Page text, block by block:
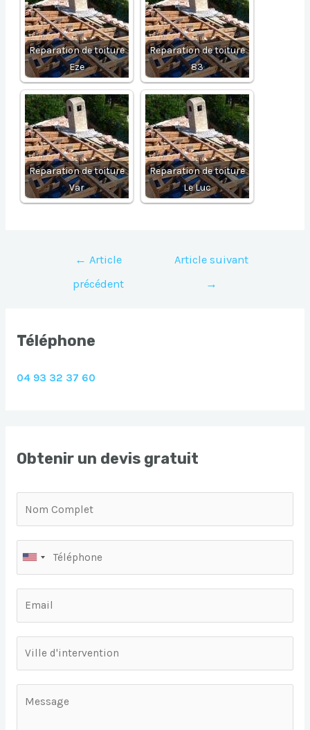
Reparation de toiture
Eze
Reparation de toiture
83
Reparation de toiture
Var
Reparation de toiture
Le Luc
Navigation
l’article
← Article
précédent
Article suivant
→
Téléphone
04 93 32 37 60
Obtenir un devis gratuit